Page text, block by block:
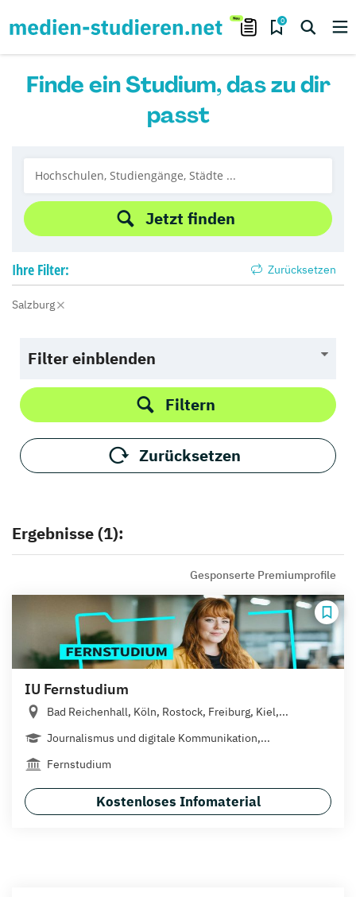
0
Finde ein Studium, das zu dir
passt
Jetzt finden
Ihre Filter: Zurücksetzen
Salzburg
Filter einblenden
Filtern
Zurücksetzen
Ergebnisse (1):
Gesponserte Premiumprofile
IU Fernstudium
Bad Reichenhall, Köln, Rostock, Freiburg, Kiel,...
Journalismus und digitale Kommunikation,...
Fernstudium
Kostenloses Infomaterial